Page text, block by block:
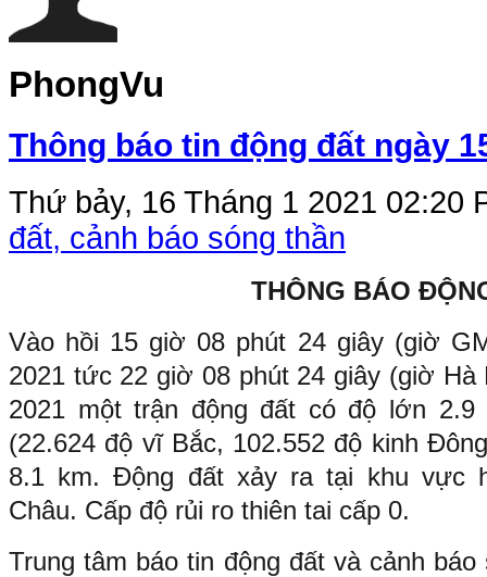
PhongVu
Thông báo tin động đất ngày
Thứ bảy, 16 Tháng 1 2021 02:20
đất, cảnh báo sóng thần
THÔNG BÁO
Vào hồi 15 giờ 08 phút 24 giây (giờ
2021 tức 22 giờ 08 phút 24 giây (giờ Hà
2021 một trận động đất có độ lớn
(22.624 độ vĩ Bắc, 102.552 độ kinh
8.1 km. Động đất xảy ra tại khu vực
Châu. Cấp độ rủi ro thiên tai cấp 0.
Trung tâm báo tin động đất và cảnh